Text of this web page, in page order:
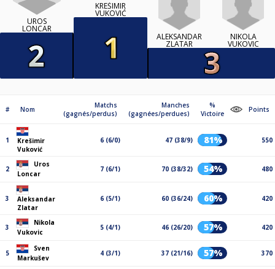
UROS
LONCAR
KREŠIMIR
VUKOVIĆ
ALEKSANDAR
ZLATAR
NIKOLA
VUKOVIC
# Nom
Matchs
(gagnés/perdus)
Manches
(gagnées/perdues)
%
Victoire
Points
1
Krešimir
Vuković
6 (6/0) 47 (38/9) 81% 550
2
Uros
Loncar
7 (6/1) 70 (38/32) 54% 480
3
Aleksandar
Zlatar
6 (5/1) 60 (36/24) 60% 420
3
Nikola
Vukovic
5 (4/1) 46 (26/20) 57% 420
5
Sven
Markušev
4 (3/1) 37 (21/16) 57% 370